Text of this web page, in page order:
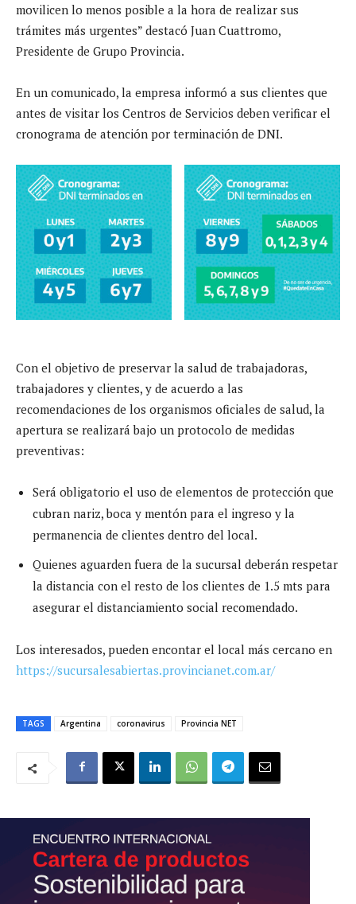
movilicen lo menos posible a la hora de realizar sus
trámites más urgentes” destacó Juan Cuattromo,
Presidente de Grupo Provincia.
En un comunicado, la empresa informó a sus clientes que
antes de visitar los Centros de Servicios deben verificar el
cronograma de atención por terminación de DNI.
Con el objetivo de preservar la salud de trabajadoras,
trabajadores y clientes, y de acuerdo a las
recomendaciones de los organismos oficiales de salud, la
apertura se realizará bajo un protocolo de medidas
preventivas:
Será obligatorio el uso de elementos de protección que
cubran nariz, boca y mentón para el ingreso y la
permanencia de clientes dentro del local.
Quienes aguarden fuera de la sucursal deberán respetar
la distancia con el resto de los clientes de 1.5 mts para
asegurar el distanciamiento social recomendado.
Los interesados, pueden encontar el local más cercano en
https://sucursalesabiertas.provincianet.com.ar/
TAGS Argentina coronavirus Provincia NET